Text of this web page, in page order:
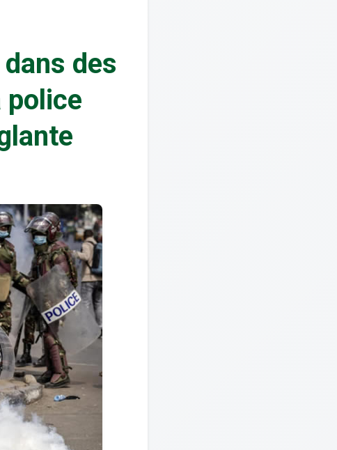
des
police